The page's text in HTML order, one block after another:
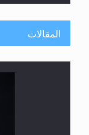
المقالات